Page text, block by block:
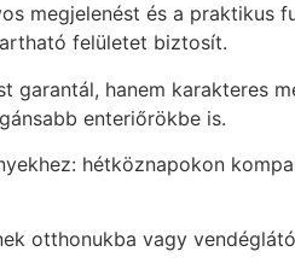
megjelenést és a praktikus
felületet biztosít.
garantál, hanem karakteres
enteriőrökbe is.
hétköznapokon
otthonukba vagy